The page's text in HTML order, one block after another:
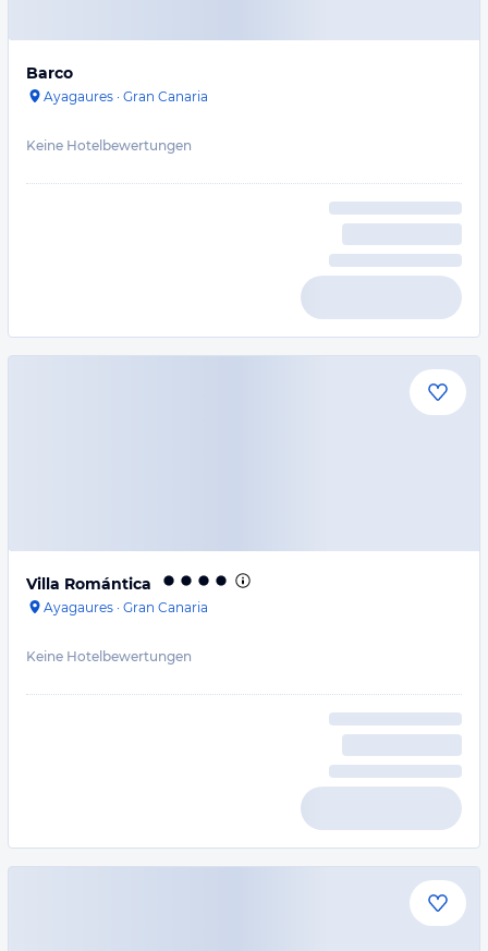
Barco
Ayagaures · Gran Canaria
Keine Hotelbewertungen
Villa Romántica
Ayagaures · Gran Canaria
Keine Hotelbewertungen